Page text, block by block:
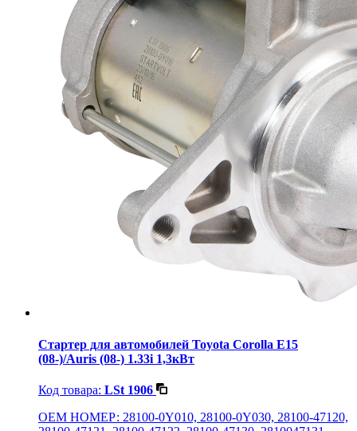
Стартер для автомобилей Toyota Corolla E15
(08-)/Auris (08-) 1.33i 1,3кВт
Код товара: LSt 1906
OEM НОМЕР: 28100-0Y010, 28100-0Y030, 28100-47120,